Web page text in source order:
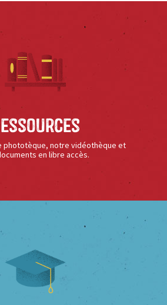
phototèque, notre vidéothèque et
en libre accès.